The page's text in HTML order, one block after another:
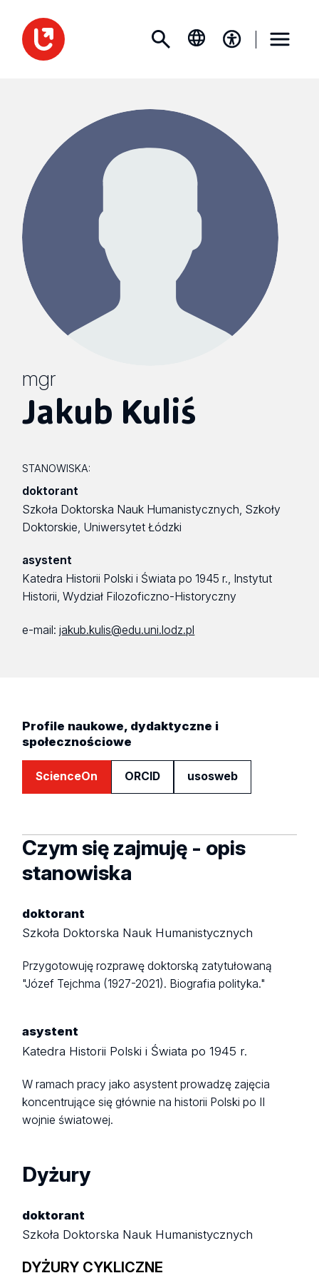
mgr
Jakub Kuliś
STANOWISKA:
doktorant
Szkoła Doktorska Nauk Humanistycznych, Szkoły
Doktorskie, Uniwersytet Łódzki
asystent
Katedra Historii Polski i Świata po 1945 r., Instytut
Historii, Wydział Filozoficzno-Historyczny
e-mail:jakub.kulis@edu.uni.lodz.pl
Profile naukowe, dydaktyczne i
społecznościowe
ScienceOn ORCID usosweb
Czym się zajmuję - opis
stanowiska
doktorant
Szkoła Doktorska Nauk Humanistycznych
Przygotowuję rozprawę doktorską zatytułowaną
"Józef Tejchma (1927-2021). Biografia polityka."
asystent
Katedra Historii Polski i Świata po 1945 r.
W ramach pracy jako asystent prowadzę zajęcia
koncentrujące się głównie na historii Polski po II
wojnie światowej.
Dyżury
doktorant
Szkoła Doktorska Nauk Humanistycznych
DYŻURY CYKLICZNE